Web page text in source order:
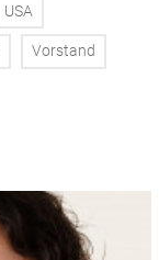
USA
Vorstand